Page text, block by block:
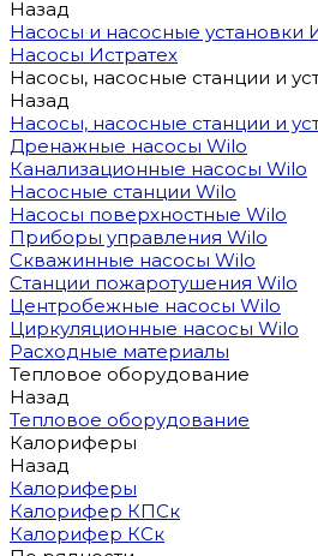
Назад
Насосы и насосные установки
Насосы Истратех
Насосы, насосные станции и
Назад
Насосы, насосные станции и
Дренажные насосы Wilo
Канализационные насосы Wilo
Насосные станции Wilo
Насосы поверхностные Wilo
Приборы управления Wilo
Скважинные насосы Wilo
Станции пожаротушения Wilo
Центробежные насосы Wilo
Циркуляционные насосы Wilo
Расходные материалы
Тепловое оборудование
Назад
Тепловое оборудование
Калориферы
Назад
Калориферы
Калорифер КПСк
Калорифер КСк